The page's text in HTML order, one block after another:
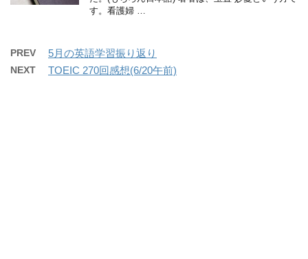
す。看護婦 …
PREV 5月の英語学習振り返り
NEXT TOEIC 270回感想(6/20午前)